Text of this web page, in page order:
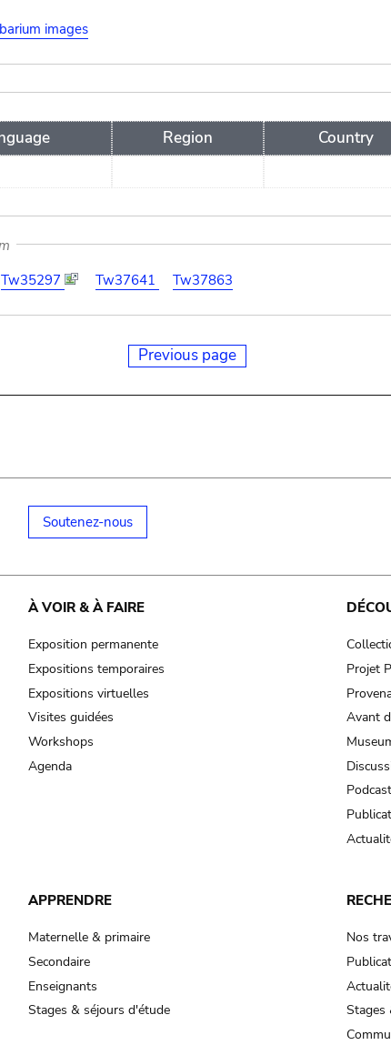
images
Region Country
Tw35297 Tw37641 Tw37863
Previous page
Soutenez-nous
À VOIR & À FAIRE
Exposition permanente
Expositions temporaires
Expositions virtuelles
Visites guidées
Workshops
Agenda
Projet
Avant
APPRENDRE
Maternelle & primaire
Secondaire
Enseignants
Stages & séjours d'étude
Nos
Stages